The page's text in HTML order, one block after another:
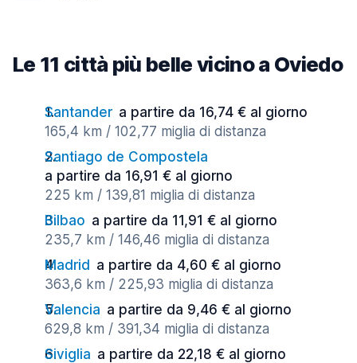
Le 11 città più belle vicino a Oviedo
Santander a partire da 16,74 € al giorno
165,4 km / 102,77 miglia di distanza
Santiago de Compostela
a partire da 16,91 € al giorno
225 km / 139,81 miglia di distanza
Bilbao a partire da 11,91 € al giorno
235,7 km / 146,46 miglia di distanza
Madrid a partire da 4,60 € al giorno
363,6 km / 225,93 miglia di distanza
Valencia a partire da 9,46 € al giorno
629,8 km / 391,34 miglia di distanza
Siviglia a partire da 22,18 € al giorno